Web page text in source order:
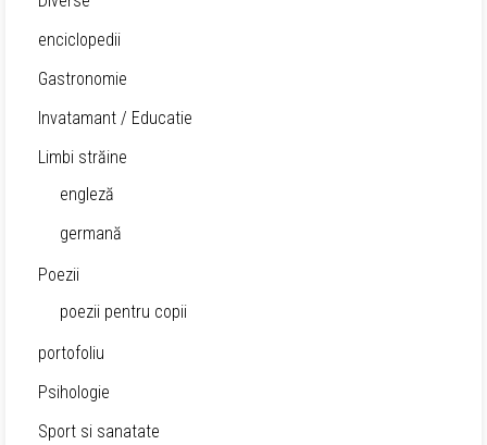
enciclopedii
Gastronomie
Invatamant / Educatie
Limbi străine
engleză
germană
Poezii
poezii pentru copii
portofoliu
Psihologie
Sport si sanatate